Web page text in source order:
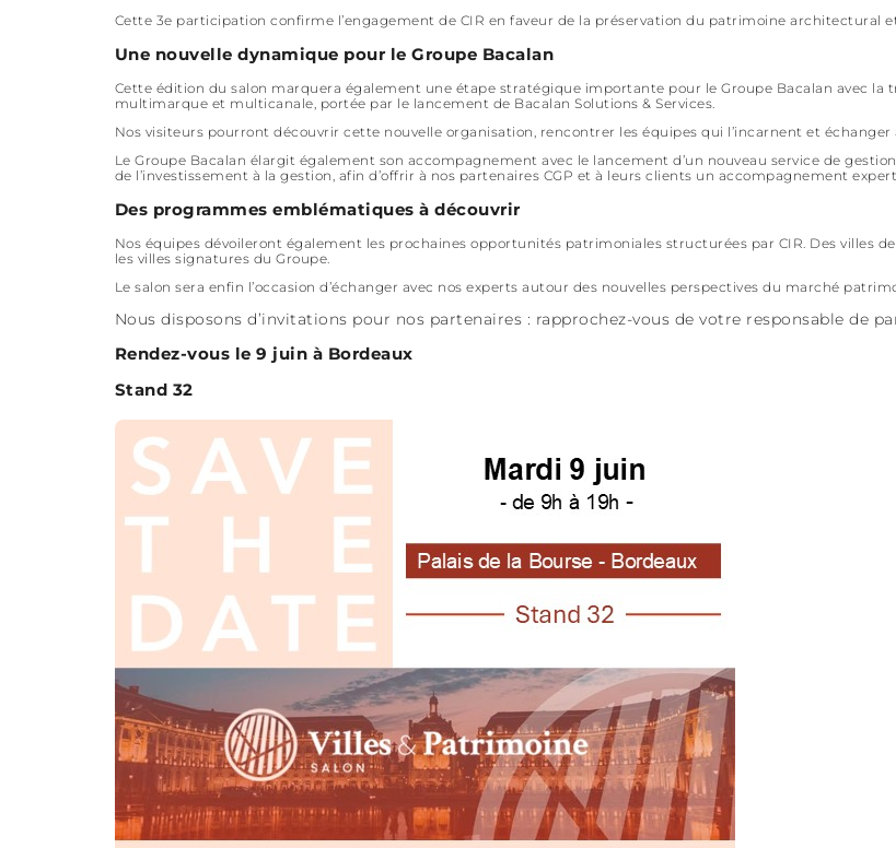
Cette 3e participation confirme l’engagement de CIR en faveur de la préservation du patrimoine architectural
Une nouvelle dynamique pour le Groupe Bacalan
Cette édition du salon marquera également une étape stratégique importante pour le Groupe Bacalan avec
multimarque et multicanale, portée par le lancement de Bacalan Solutions & Services.
Nos visiteurs pourront découvrir cette nouvelle organisation, rencontrer les équipes qui l’incarnent et
Le Groupe Bacalan élargit également son accompagnement avec le lancement d’un nouveau service de
de l’investissement à la gestion, afin d’offrir à nos partenaires CGP et à leurs clients un accompagnement
Des programmes emblématiques à découvrir
Nos équipes dévoileront également les prochaines opportunités patrimoniales structurées par CIR. Des villes
les villes signatures du Groupe.
Le salon sera enfin l’occasion d’échanger avec nos experts autour des nouvelles perspectives du marché
Nous disposons d’invitations pour nos partenaires : rapprochez-vous de votre responsable de
Rendez-vous le 9 juin à Bordeaux
Stand 32